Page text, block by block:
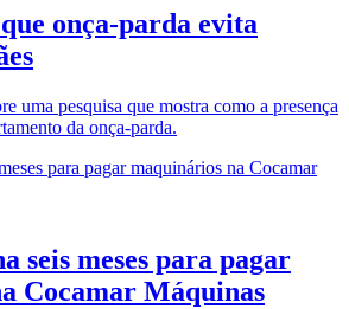
onça-parda evita
uma pesquisa que mostra como a presença
da onça-parda.
seis meses para pagar
Cocamar Máquinas